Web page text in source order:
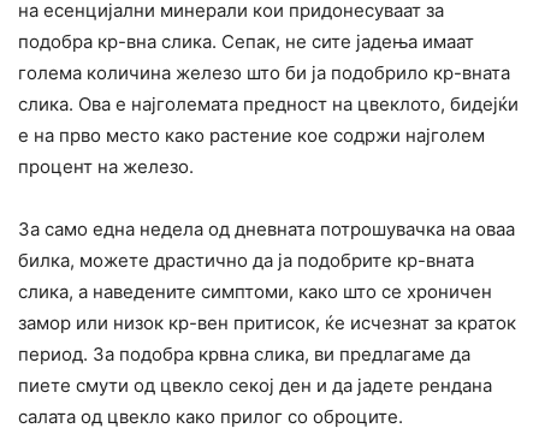
на есенцијални минерали кои придонесуваат за
подобра кр-вна слика. Сепак, не сите јадења имаат
голема количина железо што би ја подобрило кр-вната
слика. Ова е најголемата предност на цвеклото, бидејќи
е на прво место како растение кое содржи најголем
процент на железо.
За само една недела од дневната потрошувачка на оваа
билка, можете драстично да ја подобрите кр-вната
слика, а наведените симптоми, како што се хроничен
замор или низок кр-вен притисок, ќе исчезнат за краток
период. За подобра крвна слика, ви предлагаме да
пиете смути од цвекло секој ден и да јадете рендана
салата од цвекло како прилог со оброците.